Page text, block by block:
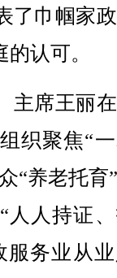
了巾帼家
认可。
席王丽
织聚焦“
“养老托育
人人持证
服务业从